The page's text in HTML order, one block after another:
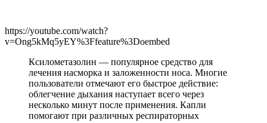
https://youtube.com/watch?
v=Ong5kMq5yEY%3Ffeature%3Doembed
Ксилометазолин — популярное средство для
лечения насморка и заложенности носа. Многие
пользователи отмечают его быстрое действие:
облегчение дыхания наступает всего через
несколько минут после применения. Капли
помогают при различных респираторных